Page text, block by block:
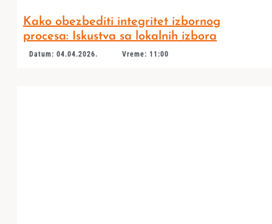
Kako obezbediti integritet izbornog
procesa: Iskustva sa lokalnih izbora
Datum: 04.04.2026. Vreme: 11:00